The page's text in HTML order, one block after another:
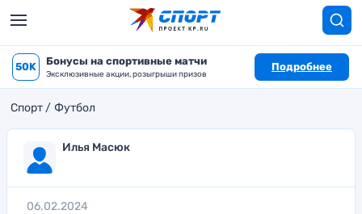
50K Бонусы на спортивные матчи
Эксклюзивные акции, розыгрыши призов
Подробнее
Спорт Футбол
Илья Масюк
06.02.2024